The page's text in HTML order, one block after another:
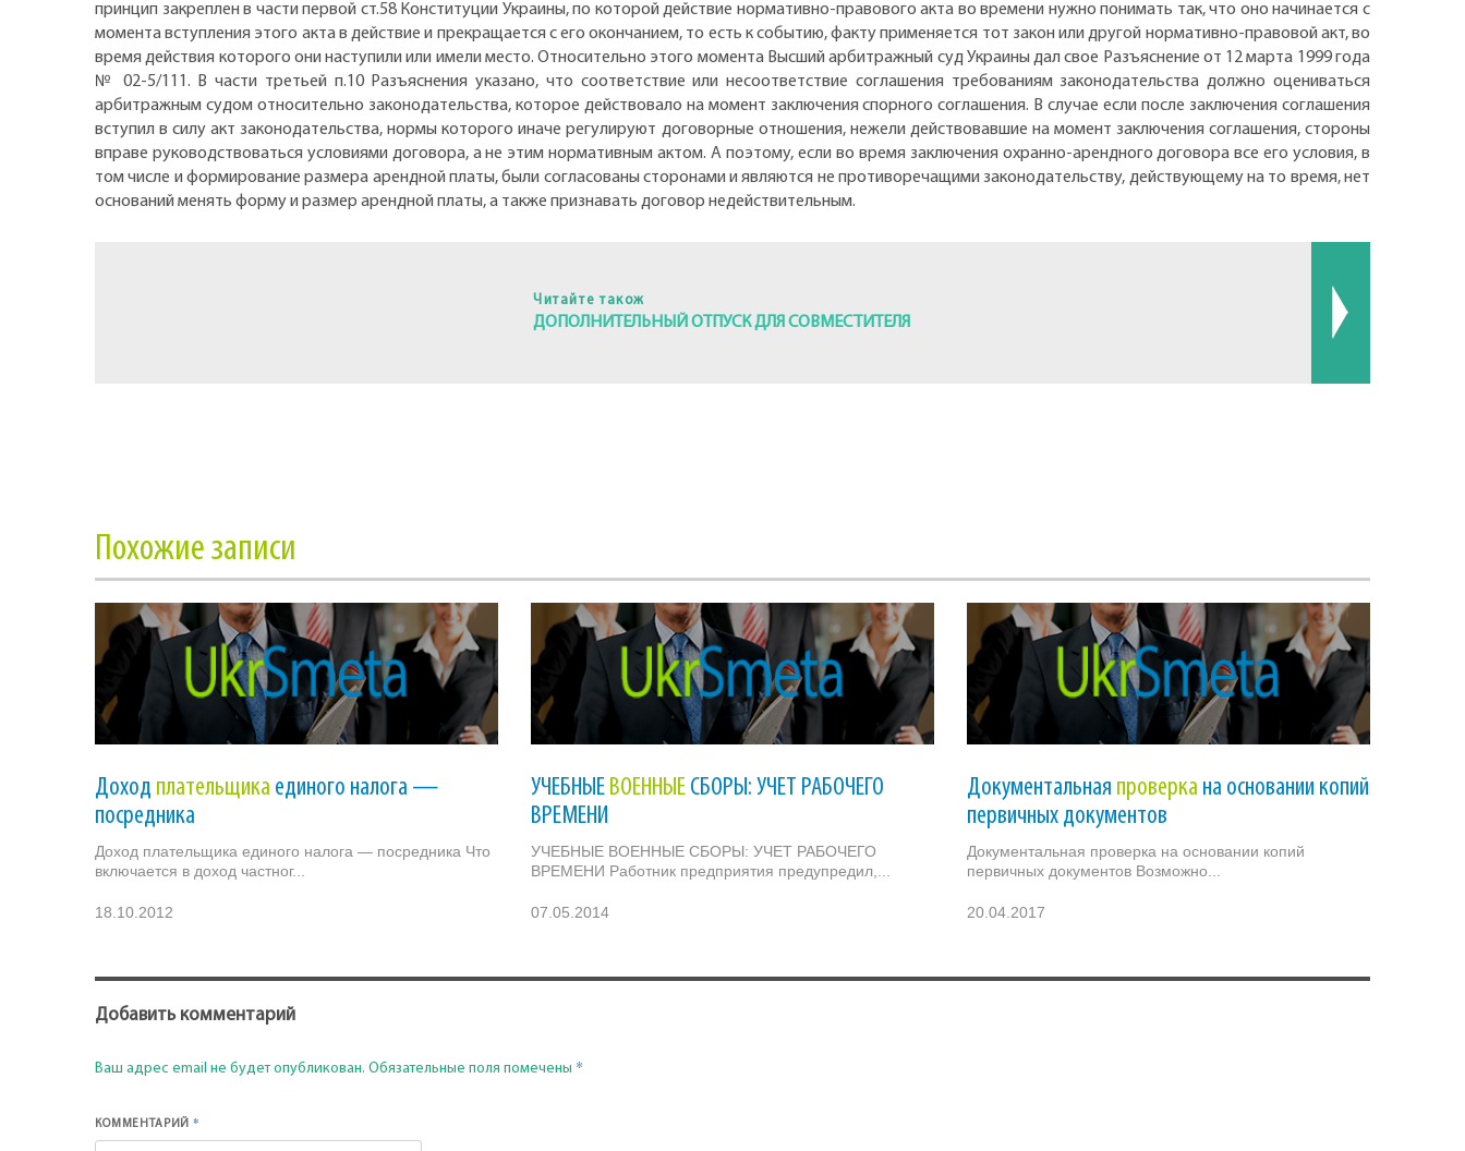
принцип закреплен в части первой ст.58 Конституции Украины, по которой действие нормативно-правового акта во времени нужно понимать так, что оно начинается с
момента вступления этого акта в действие и прекращается с его окончанием, то есть к событию, факту применяется тот закон или другой нормативно-правовой акт, во
время действия которого они наступили или имели место. Относительно этого момента Высший арбитражный суд Украины дал свое Разъяснение от 12 марта 1999 года
№ 02-5/111. В части третьей п.10 Разъяснения указано, что соответствие или несоответствие соглашения требованиям законодательства должно оцениваться
арбитражным судом относительно законодательства, которое действовало на момент заключения спорного соглашения. В случае если после заключения соглашения
вступил в силу акт законодательства, нормы которого иначе регулируют договорные отношения, нежели действовавшие на момент заключения соглашения, стороны
вправе руководствоваться условиями договора, а не этим нормативным актом. А поэтому, если во время заключения охранно-арендного договора все его условия, в
том числе и формирование размера арендной платы, были согласованы сторонами и являются не противоречащими законодательству, действующему на то время, нет
оснований менять форму и размер арендной платы, а также признавать договор недействительным.
Читайте також
ДОПОЛНИТЕЛЬНЫЙ ОТПУСК ДЛЯ СОВМЕСТИТЕЛЯ
Похожие записи
Доход плательщика единого налога —
посредника
Доход плательщика единого налога — посредника Что
включается в доход частног...
18.10.2012
УЧЕБНЫЕ ВОЕННЫЕ СБОРЫ: УЧЕТ РАБОЧЕГО
ВРЕМЕНИ
УЧЕБНЫЕ ВОЕННЫЕ СБОРЫ: УЧЕТ РАБОЧЕГО
ВРЕМЕНИ Работник предприятия предупредил,...
07.05.2014
Документальная проверка на основании копий
первичных документов
Документальная проверка на основании копий
первичных документов Возможно...
20.04.2017
Добавить комментарий
Ваш адрес email не будет опубликован. Обязательные поля помечены *
КОММЕНТАРИЙ*